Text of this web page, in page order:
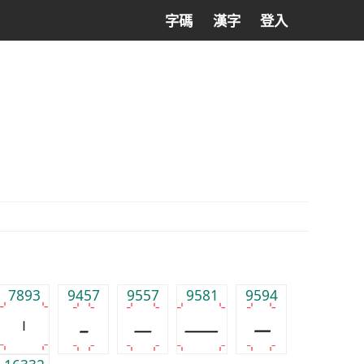
字碼 漢字 登入
7893 9457 9557 9581 9594